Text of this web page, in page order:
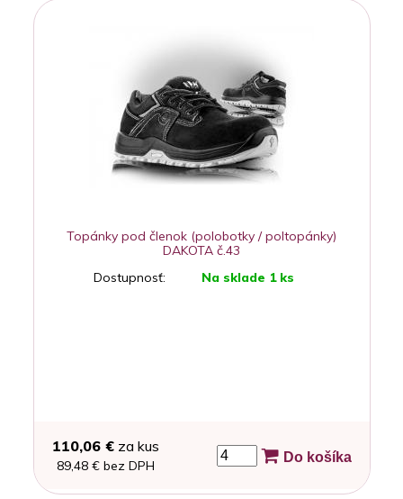
Topánky pod členok (polobotky / poltopánky)
DAKOTA č.43
Dostupnosť:
Na sklade 1 ks
110,06 €za kus
89,48 € bez DPH
Do košíka